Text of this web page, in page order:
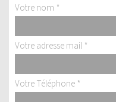
Votre nom *
Votre adresse mail *
Votre Téléphone *